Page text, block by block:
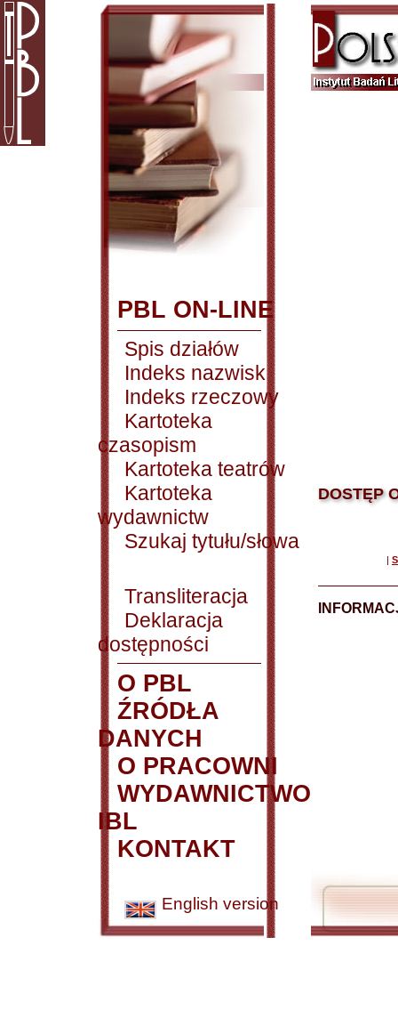
PBL ON-LINE
Spis działów
Indeks nazwisk
Indeks rzeczowy
Kartoteka
czasopism
Kartoteka teatrów
Kartoteka
wydawnictw
Szukaj tytułu/słowa
Transliteracja
Deklaracja
dostępności
O PBL
ŹRÓDŁA
DANYCH
O PRACOWNI
WYDAWNICTWO
IBL
KONTAKT
English version
DOSTĘP
|